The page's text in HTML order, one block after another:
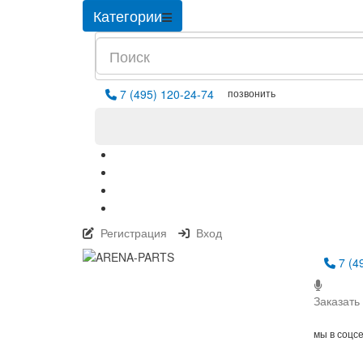
Категории
7 (495) 120-24-74 позвонить
Регистрация
Вход
7
мы в